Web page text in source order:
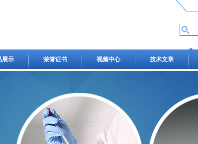
展示 荣誉证书 视频中心 技术文章